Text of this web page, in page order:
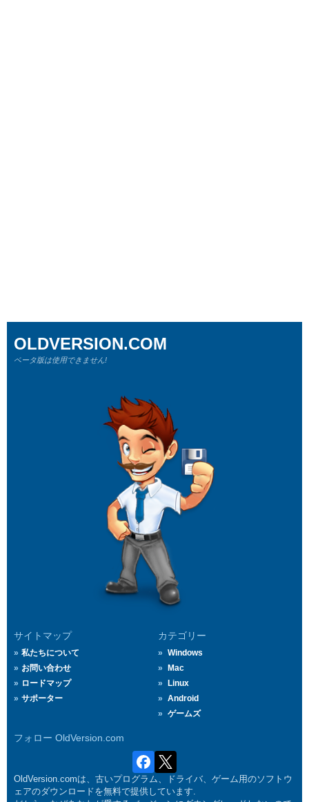
サイトマップ
私たちについて
お問い合わせ
ロードマップ
サポーター
カテゴリー
Windows
Mac
Linux
Android
ゲームズ
フォロー OldVersion.com
OLDVERSION.COM
ベータ版は使用できません!
OldVersion.comは、古いプログラム、ドライバ、ゲーム用のソフトウ
ェアのダウンロードを無料で提供しています.